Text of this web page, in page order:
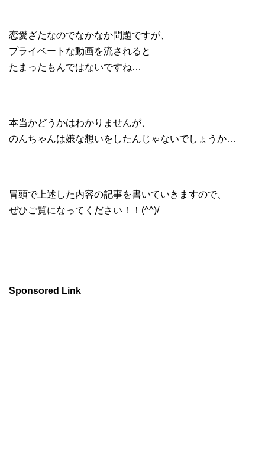
恋愛ざたなのでなかなか問題ですが、
プライベートな動画を流されると
たまったもんではないですね…
本当かどうかはわかりませんが、
のんちゃんは嫌な想いをしたんじゃないでしょうか…
冒頭で上述した内容の記事を書いていきますので、
ぜひご覧になってください！！(^^)/
Sponsored Link